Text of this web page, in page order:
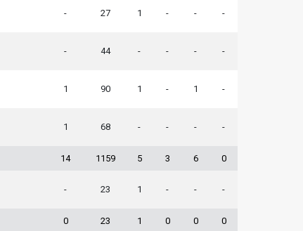
- 27 1 - - -
- 44 - - - -
1 90 1 - 1 -
1 68 - - - -
14 1159 5 3 6 0
- 23 1 - - -
0 23 1 0 0 0